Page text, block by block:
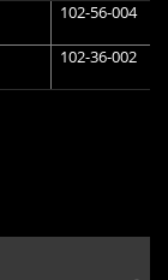
102-56-004
102-36-002